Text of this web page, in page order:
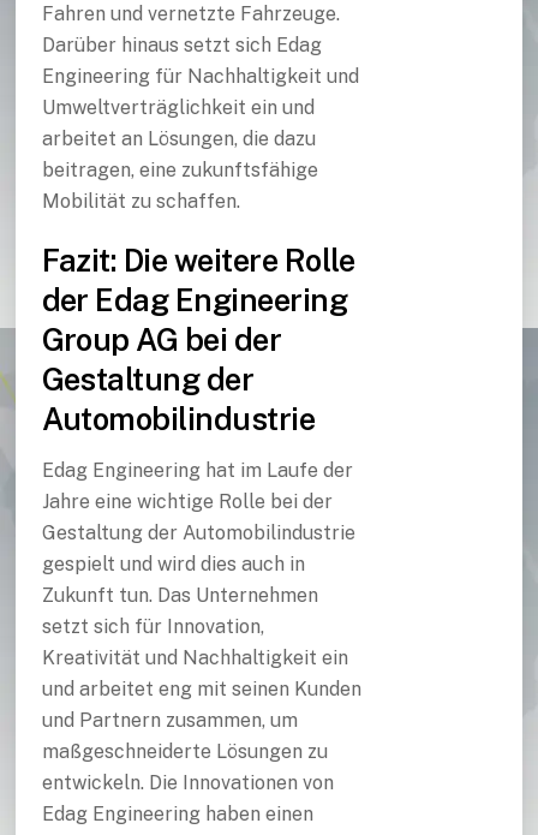
Fahren und vernetzte Fahrzeuge.
Darüber hinaus setzt sich Edag
Engineering für Nachhaltigkeit und
Umweltverträglichkeit ein und
arbeitet an Lösungen, die dazu
beitragen, eine zukunftsfähige
Mobilität zu schaffen.
Fazit: Die weitere Rolle
der Edag Engineering
Group AG bei der
Gestaltung der
Automobilindustrie
Edag Engineering hat im Laufe der
Jahre eine wichtige Rolle bei der
Gestaltung der Automobilindustrie
gespielt und wird dies auch in
Zukunft tun. Das Unternehmen
setzt sich für Innovation,
Kreativität und Nachhaltigkeit ein
und arbeitet eng mit seinen Kunden
und Partnern zusammen, um
maßgeschneiderte Lösungen zu
entwickeln. Die Innovationen von
Edag Engineering haben einen